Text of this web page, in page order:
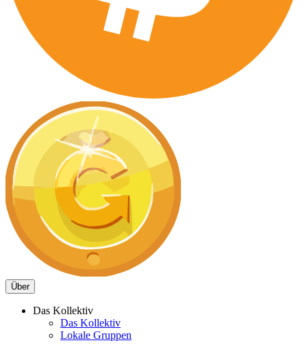
Über
Das Kollektiv
Das Kollektiv
Lokale Gruppen